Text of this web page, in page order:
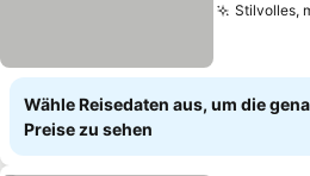
Stilvolles,
Wähle Reisedaten aus, um die
Preise zu sehen